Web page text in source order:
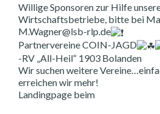
Willige Sponsoren zur Hilfe
Wirtschaftsbetriebe, bitte bei
M.Wagner@lsb-rlp.de
Partnervereine COIN-JAGD
-RV „All-Heil“ 1903 Bolanden
Wir suchen weitere
erreichen wir mehr!
Landingpage beim